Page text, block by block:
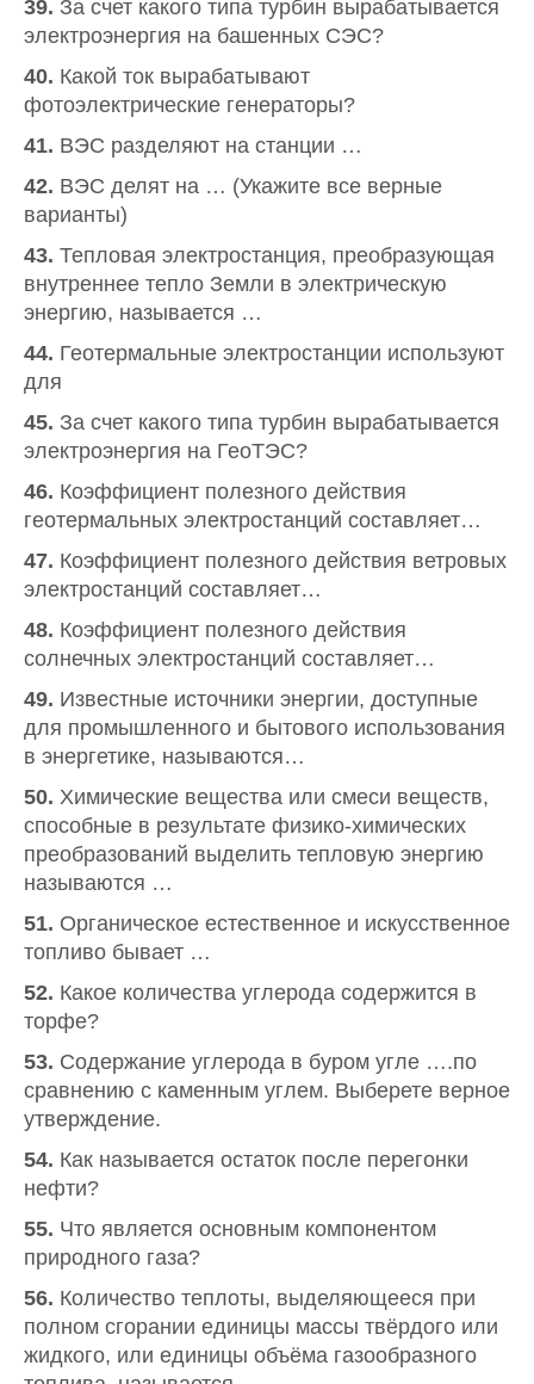
39. За счет какого типа турбин вырабатывается
электроэнергия на башенных СЭС?
40. Какой ток вырабатывают
фотоэлектрические генераторы?
41. ВЭС разделяют на станции …
42. ВЭС делят на … (Укажите все верные
варианты)
43. Тепловая электростанция, преобразующая
внутреннее тепло Земли в электрическую
энергию, называется …
44. Геотермальные электростанции используют
для
45. За счет какого типа турбин вырабатывается
электроэнергия на ГеоТЭС?
46. Коэффициент полезного действия
геотермальных электростанций составляет…
47. Коэффициент полезного действия ветровых
электростанций составляет…
48. Коэффициент полезного действия
солнечных электростанций составляет…
49. Известные источники энергии, доступные
для промышленного и бытового использования
в энергетике, называются…
50. Химические вещества или смеси веществ,
способные в результате физико-химических
преобразований выделить тепловую энергию
называются …
51. Органическое естественное и искусственное
топливо бывает …
52. Какое количества углерода содержится в
торфе?
53. Содержание углерода в буром угле ….по
сравнению с каменным углем. Выберете верное
утверждение.
54. Как называется остаток после перегонки
нефти?
55. Что является основным компонентом
природного газа?
56. Количество теплоты, выделяющееся при
полном сгорании единицы массы твёрдого или
жидкого, или единицы объёма газообразного